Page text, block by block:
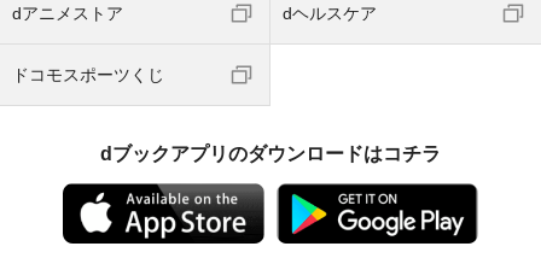
dアニメストア dヘルスケア
ドコモスポーツくじ
dブックアプリのダウンロードはコチラ